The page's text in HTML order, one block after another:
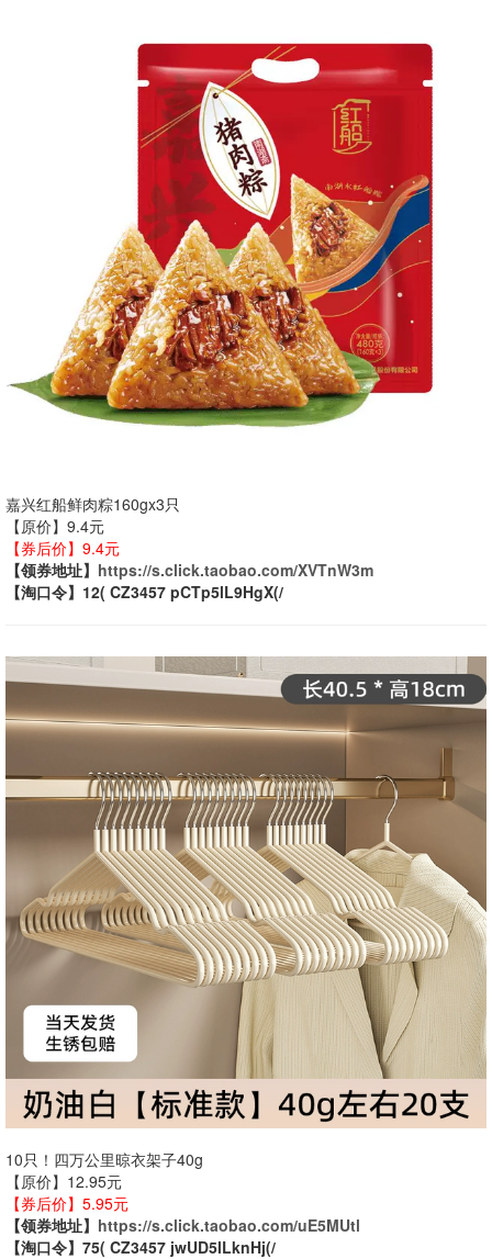
嘉兴红船鲜肉粽160gx3只
【原价】9.4元
【券后价】9.4元
【领券地址】 https://s.click.taobao.com/XVTnW3m
【淘口令】12( CZ3457 pCTp5lL9HgX(/
10只！四万公里晾衣架子40g
【原价】12.95元
【券后价】5.95元
【领券地址】 https://s.click.taobao.com/uE5MUtl
【淘口令】75( CZ3457 jwUD5lLknHj(/